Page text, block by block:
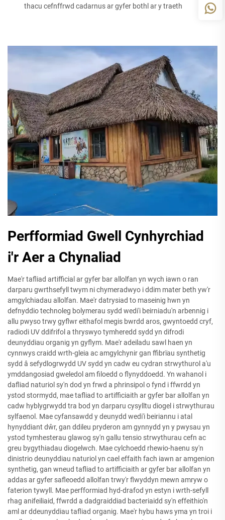
thacu cefnffrwd cadarnus ar gyfer bothl ar y traeth
Perfformiad Gwell Cynhyrchiad
i'r Aer a Chynaliad
Mae'r tafliad artifficial ar gyfer bar allolfan yn wych iawn o ran
darparu gwrthsefyll twym ni chymeradwyo i ddim mater beth yw'r
amgylchiadau allolfan. Mae'r datrysiad to maseinig hwn yn
defnyddio technoleg bolymerau sydd wedi'i beirniadu'n arbennig i
allu pwyso trwy gyflwr eithafol megis bwrdd aros, gwyntoedd cryf,
radiodi UV ddifrifol a thryswyo tymheredd sydd yn difrodi
deunyddiau organig yn gyflym. Mae'r adeiladu sawl haen yn
cynnwys craidd wrth-gleia ac amgylchynir gan ffibrïau synthetig
sydd â sefydlogrwydd UV sydd yn cadw eu cydran strwythurol a'u
ymddangosiad gweledol am filoedd o flynyddoedd. Yn wahanol i
dafliad naturiol sy'n dod yn frwd a phrinsipol o fynd i ffwrdd yn
ystod stormydd, mae tafliad to artifficiaith ar gyfer bar allolfan yn
cadw hyblygrwydd tra bod yn darparu cysylltu diogel i strwythurau
sylfaenol. Mae cyfansawdd y deunydd wedi'i beiriannu i atal
hynyddiant dŵr, gan ddileu pryderon am gynnydd yn y pwysau yn
ystod tymhesterau glawog sy'n gallu tensio strwythurau cefn ac
greu bygythiadau diogelwch. Mae cylchoedd rhewio-haenu sy'n
dinistrio deunyddiau naturiol yn cael effaith fach iawn ar amgenion
synthetig, gan wneud tafliad to artifficiaith ar gyfer bar allolfan yn
addas ar gyfer safleoedd allolfan trwy'r flwyddyn mewn amryw o
faterion tywyll. Mae perfformiad hyd-drafod yn estyn i wrth-sefyll
rhag anifeiliaid, ffwrdd a dadgraiddiad bacteriaidd sy'n effeithio'n
aml ar ddeunyddiau tafliad organig. Mae'r hybu haws yma yn troi i